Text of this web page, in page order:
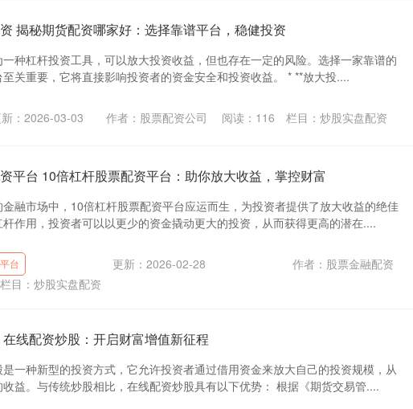
揭秘期货配资哪家好：选择靠谱平台，稳健投资
种杠杆投资工具，可以放大投资收益，但也存在一定的风险。选择一家靠谱的
关重要，它将直接影响投资者的资金安全和投资收益。 * **放大投....
：2026-03-03 作者：股票配资公司 阅读： 116 栏目： 炒股实盘配资
平台 10倍杠杆股票配资平台：助你放大收益，掌控财富
融市场中，10倍杠杆股票配资平台应运而生，为投资者提供了放大收益的绝佳
作用，投资者可以以更少的资金撬动更大的投资，从而获得更高的潜在....
台 更新：2026-02-28
作者：股票金融配资
栏目： 炒股实盘配资
线配资炒股：开启财富增值新征程
一种新型的投资方式，它允许投资者通过借用资金来放大自己的投资规模，从
益。与传统炒股相比，在线配资炒股具有以下优势： 根据《期货交易管....